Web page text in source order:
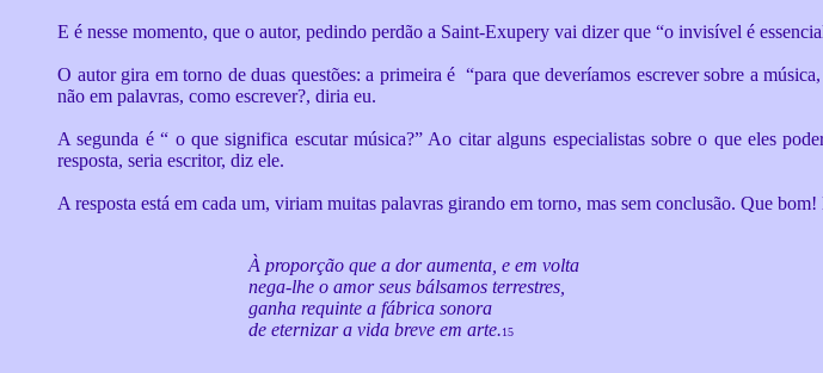
E é nesse momento, que o autor, pedindo perdão a Saint-Exupery vai dizer que “o invisível é
O autor gira em torno de duas questões: a primeira é “para que deveríamos escrever sobre a
não em palavras, como escrever?, diria eu.
A segunda é “ o que significa escutar música?” Ao citar alguns especialistas sobre o que eles
resposta, seria escritor, diz ele.
A resposta está em cada um, viriam muitas palavras girando em torno, mas sem conclusão. Que
À proporção que a dor aumenta, e em volta
nega-lhe o amor seus bálsamos terrestres,
ganha requinte a fábrica sonora
de eternizar a vida breve em arte.15